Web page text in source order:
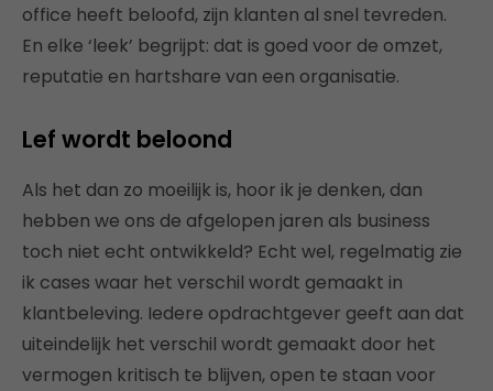
office heeft beloofd, zijn klanten al snel tevreden.
En elke ‘leek’ begrijpt: dat is goed voor de omzet,
reputatie en hartshare van een organisatie.
Lef wordt beloond
Als het dan zo moeilijk is, hoor ik je denken, dan
hebben we ons de afgelopen jaren als business
toch niet echt ontwikkeld? Echt wel, regelmatig zie
ik cases waar het verschil wordt gemaakt in
klantbeleving. Iedere opdrachtgever geeft aan dat
uiteindelijk het verschil wordt gemaakt door het
vermogen kritisch te blijven, open te staan voor